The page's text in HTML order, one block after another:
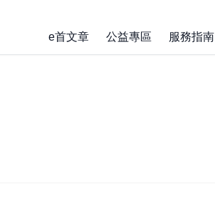
e首文章 公益專區 服務指南